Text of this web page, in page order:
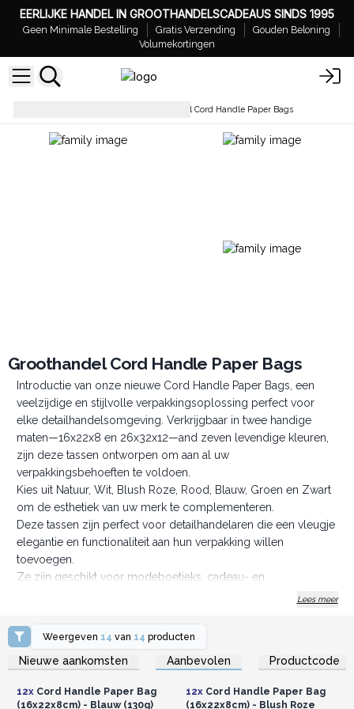
EERLIJKE HANDEL IN GROOTHANDELSCADEAUS SINDS 1995
Geen Minimale Bestelling Gratis Verzending
Gouden Beloning
Volumekortingen
Groothandel Cord Handle Paper Bags
Groothandel Cord Handle Paper Bags
Introductie van onze nieuwe Cord Handle Paper Bags, een
veelzijdige en stijlvolle verpakkingsoplossing perfect voor
elke detailhandelsomgeving. Verkrijgbaar in twee handige
maten—16x22x8 en 26x32x12—and zeven levendige kleuren,
zijn deze tassen ontworpen om aan al uw
verpakkingsbehoeften te voldoen.
Kies uit Natuur, Wit, Blush Roze, Rood, Blauw, Groen en Zwart
om de esthetiek van uw merk te complementeren.
Deze tassen zijn perfect voor detailhandelaren die een vleugje
elegantie en functionaliteit aan hun verpakking willen
toevoegen.
Ze zijn geschikt voor modeboetieks, cadeau- en
handwerkwinkels, boekhandels en kantoorboekhandels,
wellnesswinkels.
Onze Cord Handle Paper Bags hebben duurzame
koordhandvatten, waardoor ze gemakkelijk te dragen zijn en
aanpasbare papieren tassen zijn perfect om te stempelen en
Lees meer
Weergeven 14 van 14 producten
Nieuwe aankomsten Aanbevolen Productcode
Log in of registreer u voor
groothandelsprijzen.
12xCord Handle Paper Bag
(16x22x8cm) - Blauw (130g)
Log in of registreer u voor
groothandelsprijzen.
12xCord Handle Paper Bag
(16x22x8cm) - Blush Roze